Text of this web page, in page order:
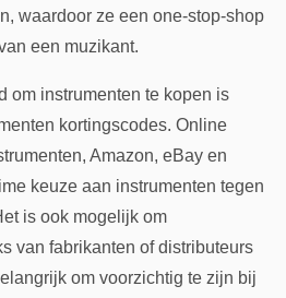
waardoor ze een one-stop-shop
een muzikant.
om instrumenten te kopen is
kortingscodes. Online
Amazon, eBay en
keuze aan instrumenten tegen
is ook mogelijk om
van fabrikanten of distributeurs
om voorzichtig te zijn bij